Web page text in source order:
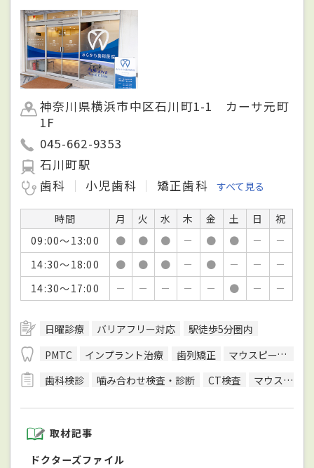
神奈川県横浜市中区石川町1-1 カーサ元町
1F
045-662-9353
石川町駅
歯科
小児歯科 矯正歯科 すべて見る
時間 月 火 水 木 金 土 日
祝
09:00～13:00
● ● ● － ● ● －
－
14:30～18:00
● ● ● － ● － －
－
14:30～17:00
－ － － － － ● － －
日曜診療 バリアフリー対応
駅徒歩5分圏内
PMTC
インプラント治療 歯列矯正
マウスピース型装置を用いた矯正
歯科検診
噛み合わせ検査・診断 CT検査 マウスピースを用いた治療
取材記事
ドクターズファイル